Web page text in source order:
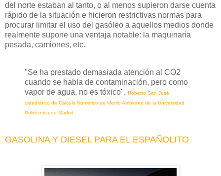
del norte estaban al tanto, o al menos supieron darse cuenta
rápido de la situación e hicieron restrictivas normas para
procurar limitar el uso del gasóleo a aquellos medios donde
realmente supone una ventaja notable: la maquinaria
pesada, camiones, etc.
"Se ha prestado demasiada atención al CO2
cuando se habla de contaminación, pero como
vapor de agua, no es tóxico", Roberto San José,
catedrático de Cálculo Numérico de Medio Ambiente de la Universidad
Politécnica de Madrid
GASOLINA Y DIESEL PARA EL ESPAÑOLITO